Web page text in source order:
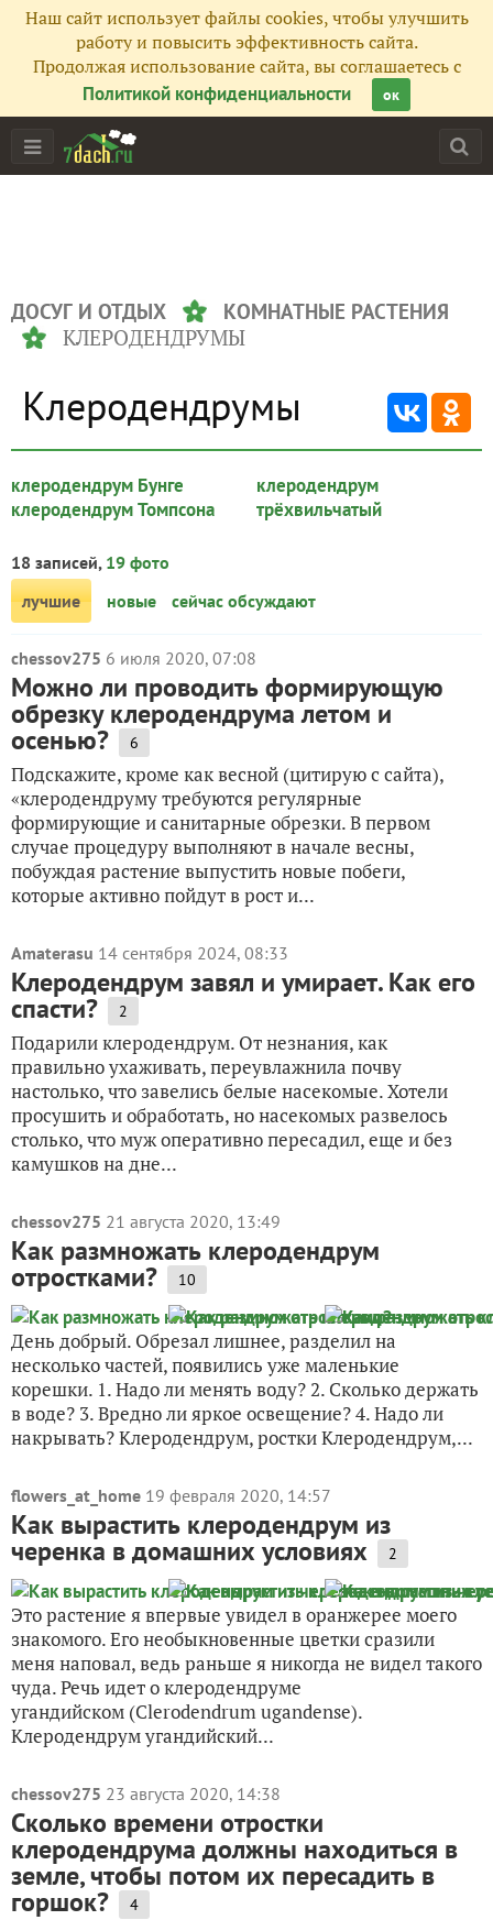
Наш сайт использует файлы cookies, чтобы улучшить
работу и повысить эффективность сайта.
Продолжая использование сайта, вы соглашаетесь с
Политикой конфиденциальности
ок
ДОСУГ И ОТДЫХ КОМНАТНЫЕ РАСТЕНИЯ
КЛЕРОДЕНДРУМЫ
Клеродендрумы
клеродендрум Бунге
клеродендрум Томпсона
клеродендрум
трёхвильчатый
18 записей, 19 фото
лучшие
новые сейчас обсуждают
chessov275 6 июля 2020, 07:08
Можно ли проводить формирующую
обрезку клеродендрума летом и
осенью? 6
Подскажите, кроме как весной (цитирую с сайта),
«клеродендруму требуются регулярные
формирующие и санитарные обрезки. В первом
случае процедуру выполняют в начале весны,
побуждая растение выпустить новые побеги,
которые активно пойдут в рост и...
Amaterasu 14 сентября 2024, 08:33
Клеродендрум завял и умирает. Как его
спасти? 2
Подарили клеродендрум. От незнания, как
правильно ухаживать, переувлажнила почву
настолько, что завелись белые насекомые. Хотели
просушить и обработать, но насекомых развелось
столько, что муж оперативно пересадил, еще и без
камушков на дне...
chessov275 21 августа 2020, 13:49
Как размножать клеродендрум
отростками? 10
День добрый. Обрезал лишнее, разделил на
несколько частей, появились уже маленькие
корешки. 1. Надо ли менять воду? 2. Сколько держать
в воде? 3. Вредно ли яркое освещение? 4. Надо ли
накрывать? Клеродендрум, ростки Клеродендрум,...
flowers_at_home 19 февраля 2020, 14:57
Как вырастить клеродендрум из
черенка в домашних условиях 2
Это растение я впервые увидел в оранжерее моего
знакомого. Его необыкновенные цветки сразили
меня наповал, ведь раньше я никогда не видел такого
чуда. Речь идет о клеродендруме
угандийском (Clerodendrum ugandense).
Клеродендрум угандийский...
chessov275 23 августа 2020, 14:38
Сколько времени отростки
клеродендрума должны находиться в
земле, чтобы потом их пересадить в
горшок? 4